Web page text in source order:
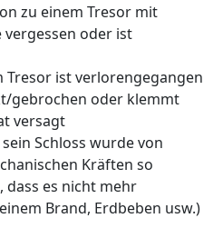
zu einem Tresor mit
oder ist
Tresor ist verlorengegangen
gebrochen oder klemmt
versagt
Schloss wurde von
Kräften so
es nicht mehr
Brand, Erdbeben usw.)